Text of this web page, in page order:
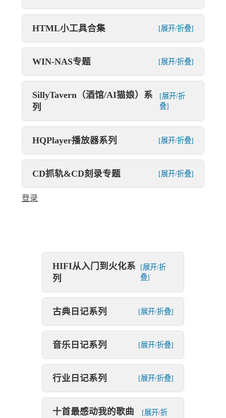
HTML小工具合集 [展开/折叠]
WIN-NAS专题 [展开/折叠]
SillyTavern（酒馆/AI猫娘）系
列
[展开/折
叠]
HQPlayer播放器系列 [展开/折叠]
CD抓轨&CD刻录专题 [展开/折叠]
登录
HIFI从入门到火化系
列
[展开/折
叠]
古典日记系列 [展开/折叠]
音乐日记系列 [展开/折叠]
行业日记系列 [展开/折叠]
十首最感动我的歌曲
[展开/折